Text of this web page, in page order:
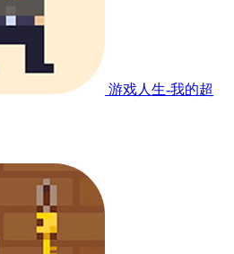
游戏人生-我的超